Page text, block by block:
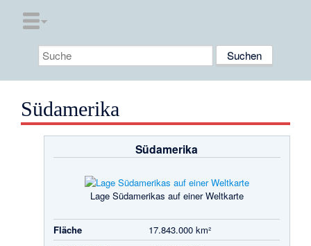
Südamerika
Südamerika
Lage Südamerikas auf einer Weltkarte
Fläche
17.843.000 km²